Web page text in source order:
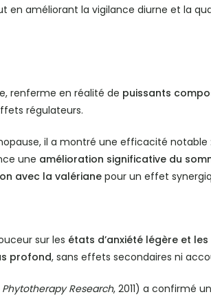
en améliorant la vigilance diurne et la
renferme en réalité de puissants
régulateurs.
il a montré une efficacité notable
une amélioration significative du
avec la valériane pour un effet
sur les états d’anxiété légère et
profond, sans effets secondaires ni
Phytotherapy Research, 2011) a confirmé